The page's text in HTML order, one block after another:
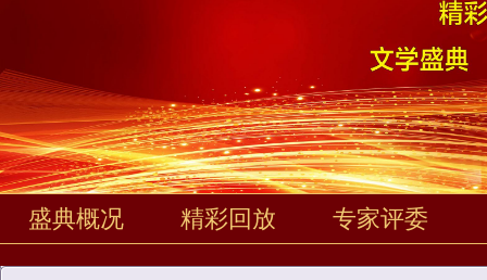
盛典概况 精彩回放 专家评委